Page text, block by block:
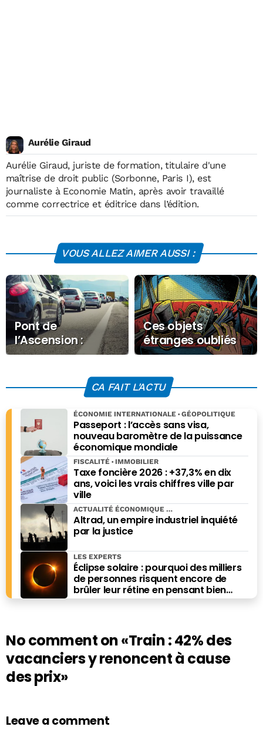
Aurélie Giraud
Aurélie Giraud, juriste de formation, titulaire d'une
maîtrise de droit public (Sorbonne, Paris I), est
journaliste à Economie Matin, après avoir travaillé
comme correctrice et éditrice dans l’édition.
VOUS ALLEZ AIMER AUSSI :
Pont de
l’Ascension :
chaos sur les
mercredi 13 mai
Ces objets
étranges oubliés
dans les Uber
CA FAIT L'ACTU
Passeport : l’accès sans visa,
nouveau baromètre de la puissance
économique mondiale
ÉCONOMIE INTERNATIONALE GÉOPOLITIQUE
Taxe foncière 2026 : +37,3% en dix
ans, voici les vrais chiffres ville par
ville
FISCALITÉ IMMOBILIER
Altrad, un empire industriel inquiété
par la justice
ACTUALITÉ ÉCONOMIQUE
Éclipse solaire : pourquoi des milliers
de personnes risquent encore de
brûler leur rétine en pensant bien
faire
LES EXPERTS
No comment on«Train : 42% des
vacanciers y renoncent à cause
des prix»
Leave a comment